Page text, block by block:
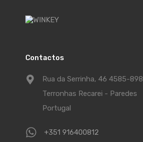
Contactos
Rua da Serrinha, 46 4585-898
Terronhas Recarei - Paredes
Portugal
+351 916400812